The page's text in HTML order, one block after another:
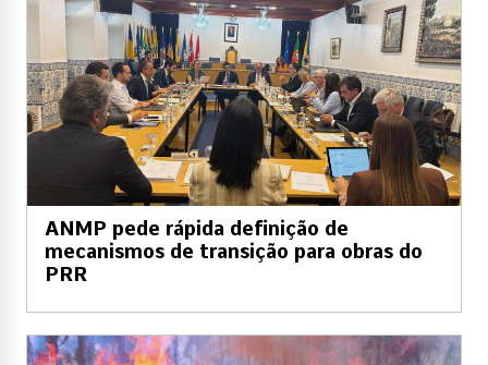
ANMP pede rápida definição de
mecanismos de transição para obras do
PRR